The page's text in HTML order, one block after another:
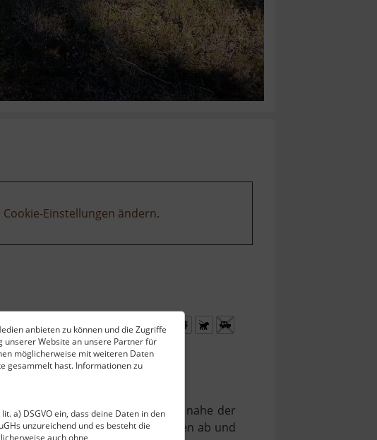
anbieten zu können und die Zugriffe
unserer Website an unsere Partner für
möglicherweise mit weiteren Daten
gesammelt hast. Informationen zu
a) DSGVO ein, dass deine Daten in den
unzureichend und es besteht die
auch ohne
Cookie-Einstellungen ändern.
auf böhmischer Seite nahe der
Berg". Auch wenn die Arbeiten ab und